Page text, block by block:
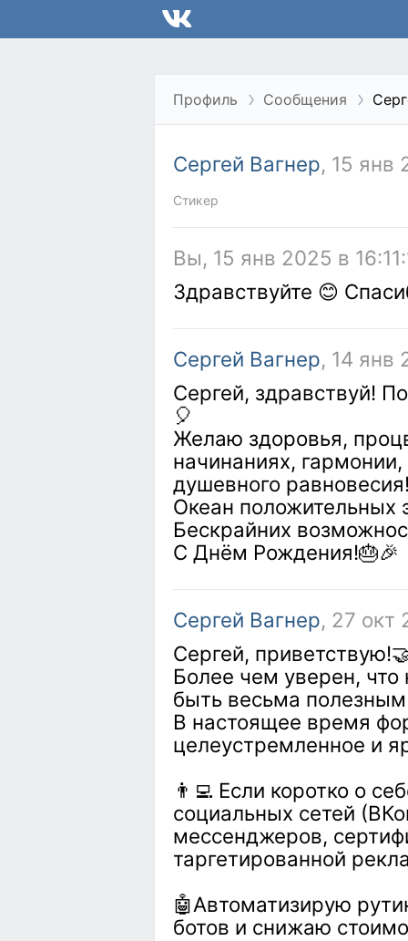
Профиль Сообщения
Сергей Вагнер, 15 янв
Стикер
Вы, 15 янв 2025 в
Здравствуйте 😊
Сергей Вагнер, 14 янв
Сергей, здравствуй!
🎈
Желаю здоровья,
начинаниях,
душевного
Океан
Бескрайних
С Днём Рождения!🎂🎉
Сергей Вагнер, 27 окт
Сергей,
Более чем уверен,
быть весьма
В настоящее время
целеустремленное и
👨‍💻 Если коротко о
социальных сетей
мессенджеров,
таргетированной
🤖Автоматизирую
ботов и снижаю